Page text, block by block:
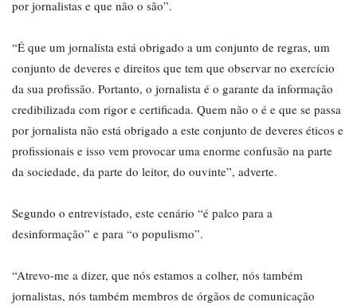
por jornalistas e que não o são”.
“É que um jornalista está obrigado a um conjunto de regras, um
conjunto de deveres e direitos que tem que observar no exercício
da sua profissão. Portanto, o jornalista é o garante da informação
credibilizada com rigor e certificada. Quem não o é e que se passa
por jornalista não está obrigado a este conjunto de deveres éticos e
profissionais e isso vem provocar uma enorme confusão na parte
da sociedade, da parte do leitor, do ouvinte”, adverte.
Segundo o entrevistado, este cenário “é palco para a
desinformação” e para “o populismo”.
“Atrevo-me a dizer, que nós estamos a colher, nós também
jornalistas, nós também membros de órgãos de comunicação